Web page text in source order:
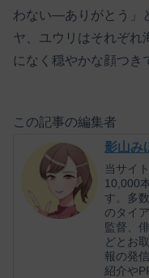
わない―ありがとう」
ヤ、ユウリはそれぞれ
になく穏やかな顔つき
この記事の編集者
影山み
当サイ
10,000
す。多
のタイ
監督、
どとお
報の発
紹介や